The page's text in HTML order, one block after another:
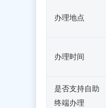
办理地点
办理时间
是否支持自助
终端办理